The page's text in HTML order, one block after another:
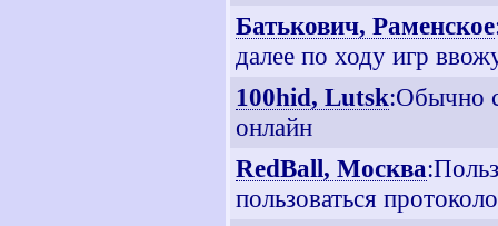
Батькович, Раменское
далее по ходу игр
100hid, Lutsk:Обычно
онлайн
RedBall, Москва
пользоваться